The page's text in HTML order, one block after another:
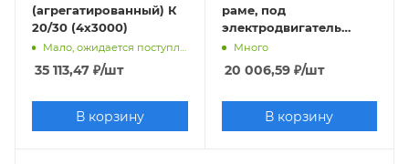
2,2 кВт 320 м3/ч 1500 м3/ч
СМ Ливгидромаш
Помповые фекальные
кВт
55 кВт
(агрегатированный) К
20/30 (4х3000)
35 113,47 ₽/шт
В корзину
раме, под
электродвигатель
2,2х3000
Много
20 006,59₽/шт
В корзину